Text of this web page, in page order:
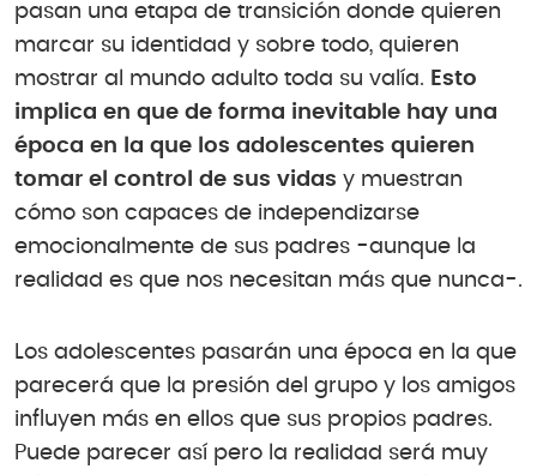
pasan una etapa de transición donde quieren
marcar su identidad y sobre todo, quieren
mostrar al mundo adulto toda su valía. Esto
implica en que de forma inevitable hay una
época en la que los adolescentes quieren
tomar el control de sus vidas y muestran
cómo son capaces de independizarse
emocionalmente de sus padres -aunque la
realidad es que nos necesitan más que nunca-.
Los adolescentes pasarán una época en la que
parecerá que la presión del grupo y los amigos
influyen más en ellos que sus propios padres.
Puede parecer así pero la realidad será muy